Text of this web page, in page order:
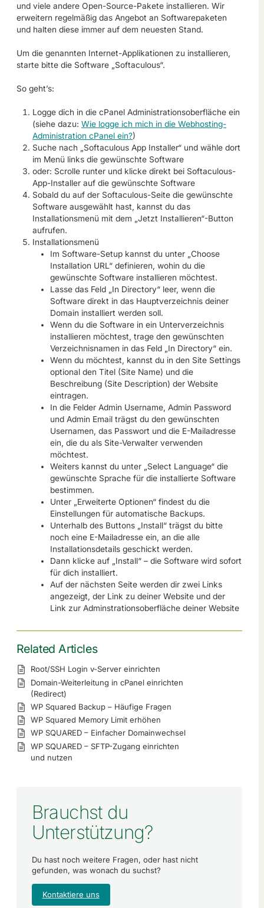
und viele andere Open-Source-Pakete installieren. Wir
erweitern regelmäßig das Angebot an Softwarepaketen
und halten diese immer auf dem neuesten Stand.
Um die genannten Internet-Applikationen zu installieren,
starte bitte die Software „Softaculous“.
So geht’s:
Logge dich in die cPanel Administrationsoberfläche ein
(siehe dazu:Wie logge ich mich in die Webhosting-
Administration cPanel ein?)
Suche nach „Softaculous App Installer“ und wähle dort
im Menü links die gewünschte Software
oder: Scrolle runter und klicke direkt bei Softaculous-
App-Installer auf die gewünschte Software
Sobald du auf der Softaculous-Seite die gewünschte
Software ausgewählt hast, kannst du das
Installationsmenü mit dem „Jetzt Installieren“-Button
aufrufen.
Installationsmenü
Im Software-Setup kannst du unter „Choose
Installation URL“ definieren, wohin du die
gewünschte Software installieren möchtest.
Lasse das Feld „In Directory“ leer, wenn die
Software direkt in das Hauptverzeichnis deiner
Domain installiert werden soll.
Wenn du die Software in ein Unterverzeichnis
installieren möchtest, trage den gewünschten
Verzeichnisnamen in das Feld „In Directory“ ein.
Wenn du möchtest, kannst du in den Site Settings
optional den Titel (Site Name) und die
Beschreibung (Site Description) der Website
eintragen.
In die Felder Admin Username, Admin Password
und Admin Email trägst du den gewünschten
Usernamen, das Passwort und die E-Mailadresse
ein, die du als Site-Verwalter verwenden
möchtest.
Weiters kannst du unter „Select Language“ die
gewünschte Sprache für die installierte Software
bestimmen.
Unter „Erweiterte Optionen“ findest du die
Einstellungen für automatische Backups.
Unterhalb des Buttons „Install“ trägst du bitte
noch eine E-Mailadresse ein, an die alle
Installationsdetails geschickt werden.
Dann klicke auf „Install“ – die Software wird sofort
für dich installiert.
Auf der nächsten Seite werden dir zwei Links
angezeigt, der Link zu deiner Website und der
Link zur Adminstrationsoberfläche deiner Website
Related Articles
Root/SSH Login v-Server einrichten
Domain-Weiterleitung in cPanel einrichten
(Redirect)
WP Squared Backup – Häufige Fragen
WP Squared Memory Limit erhöhen
WP SQUARED – Einfacher Domainwechsel
WP SQUARED – SFTP-Zugang einrichten
und nutzen
Brauchst du
Unterstützung?
Du hast noch weitere Fragen, oder hast nicht
gefunden, was wonach du suchst?
Kontaktiere uns